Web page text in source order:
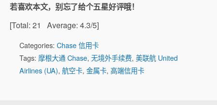
若喜欢本文，别忘了给个五星好评哦！
[Total: 21 Average: 4.3/5]
Categories: Chase 信用卡
Tags: 摩根大通 Chase, 无境外手续费, 美联航 United
Airlines (UA), 航空卡, 金属卡, 高端信用卡